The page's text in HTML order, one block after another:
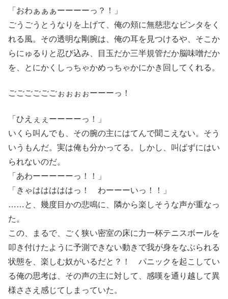
「おわぁぁぁーーーーっ？！」
ごうごうとうなりを上げて、俺の頬に無慈悲なビンタをく
れる風。その透明な剛腕は、俺の耳を見つけるや、そこか
らにゅるりと忍び込み、目玉だか三半規管だか脳味噌だか
を、とにかくしっちゃかめっちゃかにかき回してくれる。
ごごごごごごぉぉぉぉーーーっ！
「ひえぇぇーーーーっ！」
いくら叫んでも、その腕の主にはてんで聞こえない。そう
いうもんだ。実は俺も分かってる。しかし、叫ばずにはい
られないのだ。
「あわーーーーーっ！！」
「きゃはははははっ！ わーーーいっ！！」
……と、幾度目かの悲鳴に、隣から楽しそうな声が重なっ
た。
この、まるで、ごく狭い密室の床に力一杯テニスボールを
叩き付けたように予測できない動きで我が身をなぶられる
状態を、楽しむ奴がいるだと？！ パニックを起こしてい
る俺の思考は、その声の主に対して、感嘆を通り越して異
様ささえ感じてしまっていた。